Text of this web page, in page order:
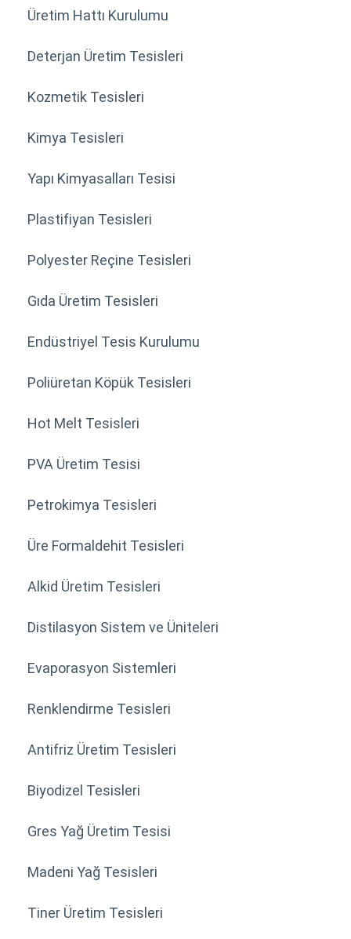
Üretim Hattı Kurulumu
Deterjan Üretim Tesisleri
Kozmetik Tesisleri
Kimya Tesisleri
Yapı Kimyasalları Tesisi
Plastifiyan Tesisleri
Polyester Reçine Tesisleri
Gıda Üretim Tesisleri
Endüstriyel Tesis Kurulumu
Poliüretan Köpük Tesisleri
Hot Melt Tesisleri
PVA Üretim Tesisi
Petrokimya Tesisleri
Üre Formaldehit Tesisleri
Alkid Üretim Tesisleri
Distilasyon Sistem ve Üniteleri
Evaporasyon Sistemleri
Renklendirme Tesisleri
Antifriz Üretim Tesisleri
Biyodizel Tesisleri
Gres Yağ Üretim Tesisi
Madeni Yağ Tesisleri
Tiner Üretim Tesisleri